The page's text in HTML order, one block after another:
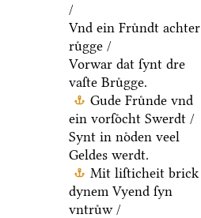
/
Vnd ein Fruͤndt achter
ruͤgge /
Vorwar dat ſynt dre
vaſte Bruͤgge.
Gude Fruͤnde vnd
ein vorſoͤcht Swerdt /
Synt in noͤden veel
Geldes werdt.
Mit liſticheit brick
dynem Vyend ſyn
vntruͤw /